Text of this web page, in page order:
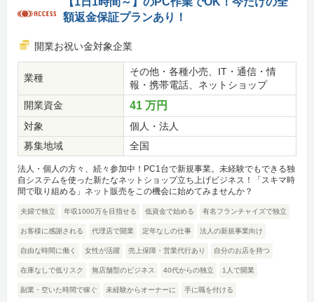
額返金保証プランあり！
開業お祝い金対象企業
業種
その他・各種小売、IT・通信・情
報・携帯電話、ネットショップ
開業資金
41 万円
対象
個人・法人
募集地域
全国
法人・個人の方々、続々参加中！PC1台で新規事業。未経験でもできる独
自システムを使った新たなネットショップ立ち上げビジネス！「スキマ時
間で取り組める」ネット販売をこの機会に始めてみませんか？
夫婦で独立 年収1000万を目指せる 低資金で始める 有名フランチャイズで独立
お客様に感謝される 代理店で開業 定年なしの仕事 法人の新規事業向け
自由な時間に働く 女性が活躍 売上保障・営業代行あり 自分のお店を持つ
在庫なしで低リスク 無店舗型のビジネス 40代からの独立 1人で開業
副業・空いた時間で稼ぐ 未経験からオーナーに 手に職を付ける